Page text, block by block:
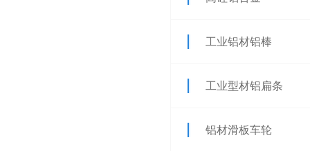
工业铝材铝棒
工业型材铝扁条
铝材滑板车轮